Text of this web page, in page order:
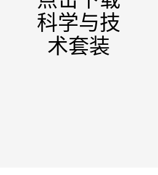
科学与技
术套装